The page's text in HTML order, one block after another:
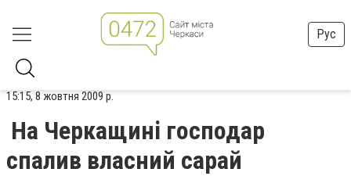
Рус
15:15, 8 жовтня 2009 р.
На Черкащині господар
спалив власний сарай